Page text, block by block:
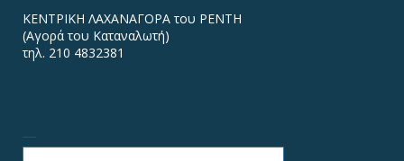
ΚΕΝΤΡΙΚΗ ΛΑΧΑΝΑΓΟΡΑ του ΡΕΝΤΗ
(Αγορά του Καταναλωτή)
τηλ. 210 4832381